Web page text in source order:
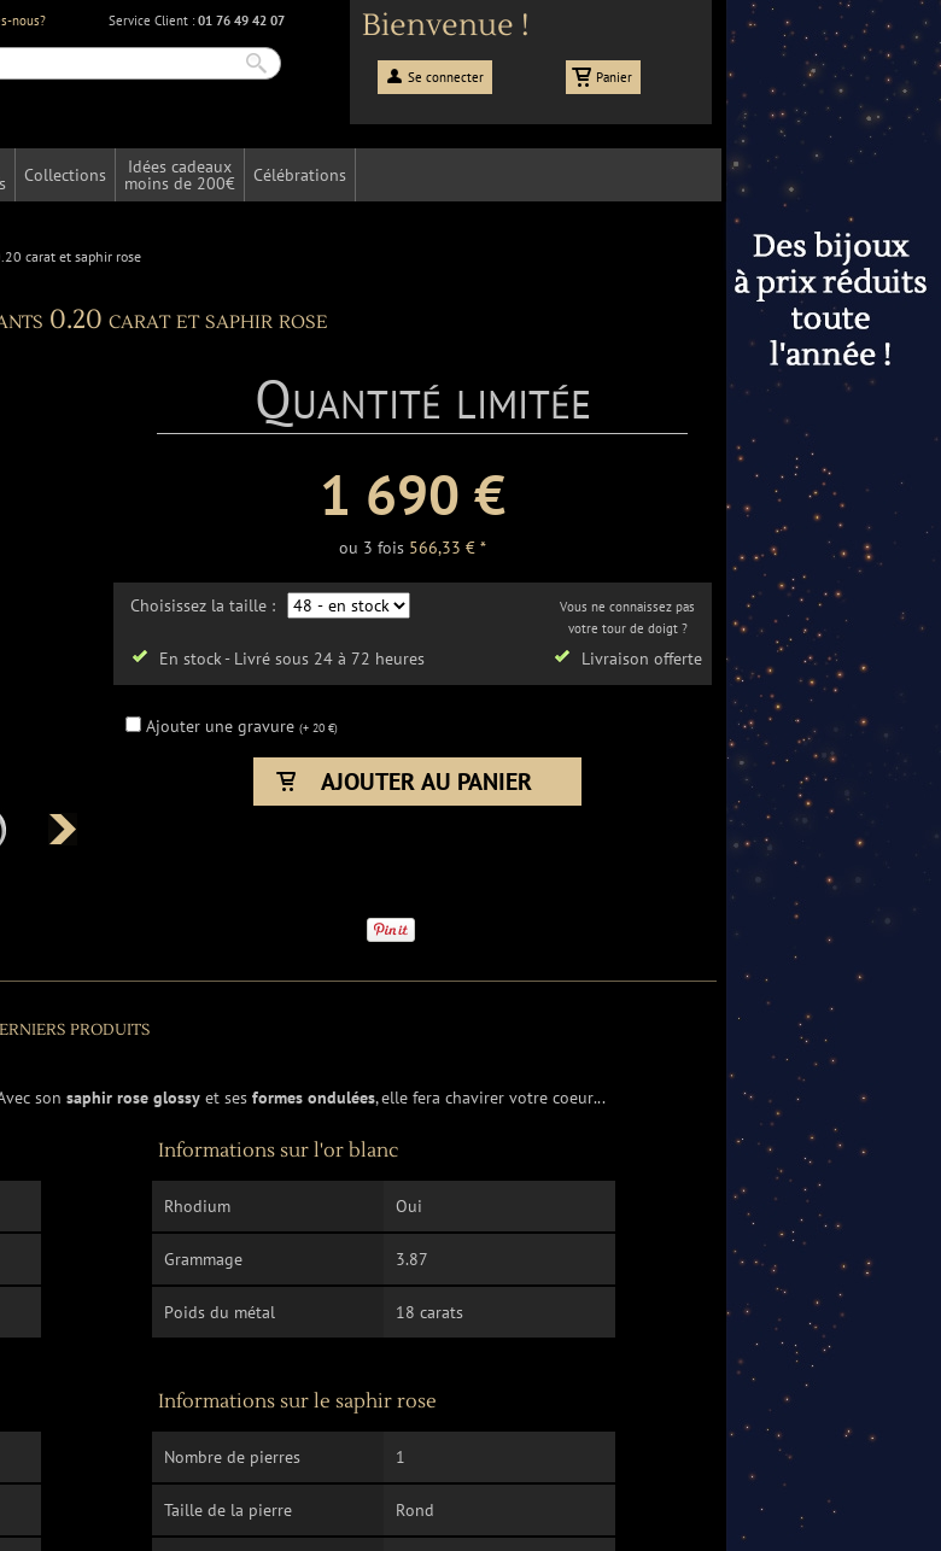
nous? Service Client :01 76 49 42 07 Bienvenue !
Se connecter Panier
Collections Idées cadeaux
moins de 200€ Célébrations
carat et saphir rose
0.20 carat et saphir rose
Quantité limitée
1 690 €
ou 3 fois 566,33 € *
Choisissez la taille :
En stock - Livré sous 24 à 72 heures
Vous ne connaissez pas
votre tour de doigt ?
Livraison offerte
Ajouter une gravure (+ 20 €)
produits
son saphir rose glossy et ses formes ondulées, elle fera chavirer votre coeur...
Informations sur l'or blanc
Rhodium Oui
Grammage 3.87
Poids du métal 18 carats
Informations sur le saphir rose
Nombre de pierres 1
Taille de la pierre Rond